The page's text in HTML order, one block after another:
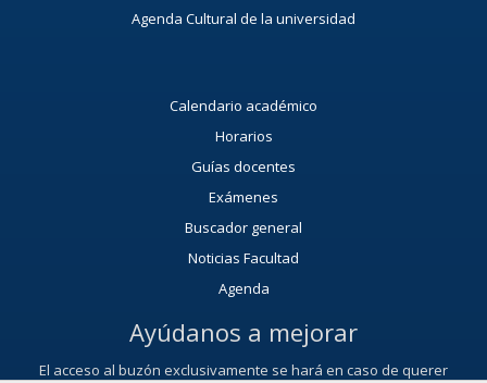
Agenda Cultural de la universidad
Calendario académico
Horarios
Guías docentes
Exámenes
Buscador general
Noticias Facultad
Agenda
Ayúdanos a mejorar
El acceso al buzón exclusivamente se hará en caso de querer